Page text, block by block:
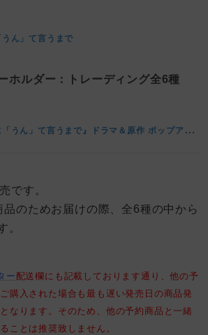
ん」て言うまで
ホルダー：トレーディング全6種
『
親友の「同棲して」に「うん」て言うまで』ドラマ＆原作 ポップアップストア at マンガ展
です。
のためお届けの際、全6種の中から
。
ー配送欄にも記載しております通り、他の予
購入された場合も最も遅い発売日の商品発
なります。そのため、他の予約商品と一緒
ことは推奨致しません。